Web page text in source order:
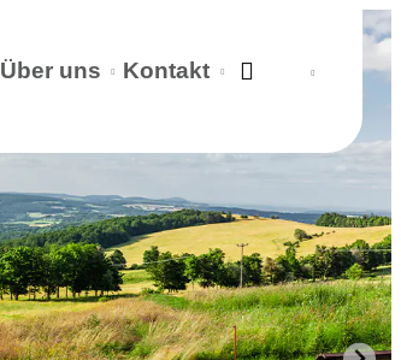
Über uns Kontakt Language: Deutsch